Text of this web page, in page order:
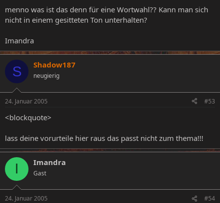
menno was ist das denn für eine Wortwahl?? Kann man sich
nicht in einem gesitteten Ton unterhalten?
Imandra
S Shadow187
neugierig
24. Januar 2005 #53
<blockquote>
lass deine vorurteile hier raus das passt nicht zum thema!!!
I Imandra
Gast
24. Januar 2005 #54